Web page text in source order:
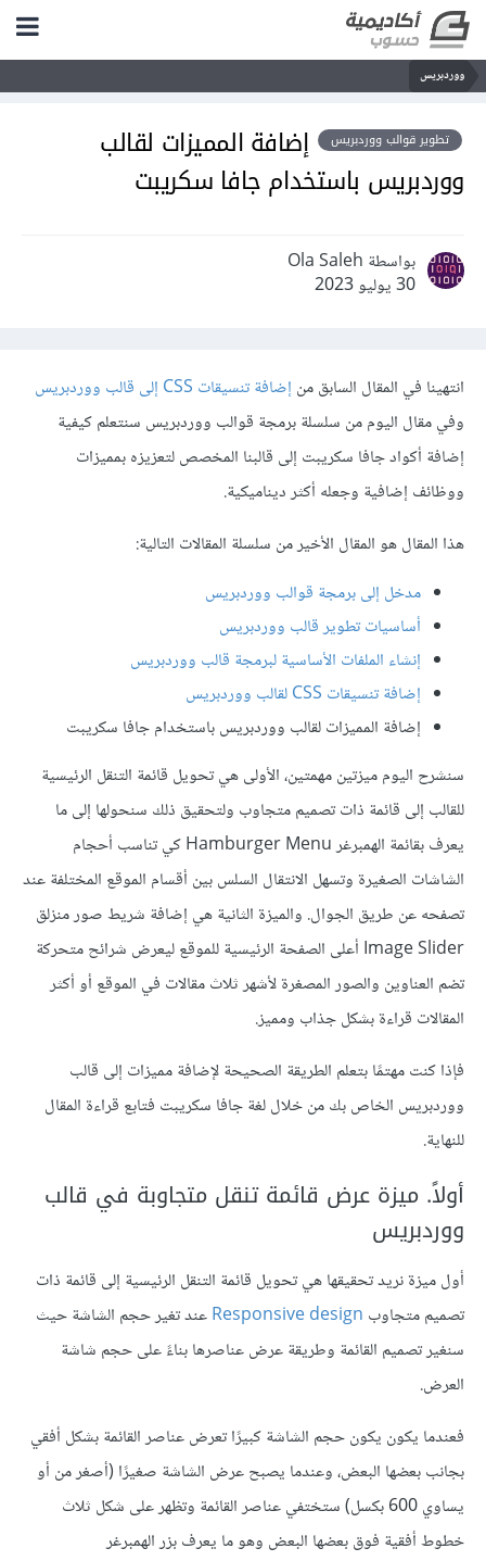
ووردبريس
تطوير قوالب ووردبريس
إضافة المميزات لقالب
ووردبريس باستخدام جافا سكريبت
بواسطة Ola Saleh
30 يوليو 2023
انتهينا في المقال السابق من إضافة تنسيقات CSS إلى قالب ووردبريس
وفي مقال اليوم من سلسلة برمجة قوالب ووردبريس سنتعلم كيفية
إضافة أكواد جافا سكريبت إلى قالبنا المخصص لتعزيزه بمميزات
ووظائف إضافية وجعله أكثر ديناميكية.
هذا المقال هو المقال الأخير من سلسلة المقالات التالية:
مدخل إلى برمجة قوالب ووردبريس
أساسيات تطوير قالب ووردبريس
إنشاء الملفات الأساسية لبرمجة قالب ووردبريس
إضافة تنسيقات CSS لقالب ووردبريس
إضافة المميزات لقالب ووردبريس باستخدام جافا سكريبت
سنشرح اليوم ميزتين مهمتين، الأولى هي تحويل قائمة التنقل الرئيسية
للقالب إلى قائمة ذات تصميم متجاوب ولتحقيق ذلك سنحولها إلى ما
يعرف بقائمة الهمبرغر Hamburger Menu كي تناسب أحجام
الشاشات الصغيرة وتسهل الانتقال السلس بين أقسام الموقع المختلفة عند
تصفحه عن طريق الجوال. والميزة الثانية هي إضافة شريط صور منزلق
Image Slider أعلى الصفحة الرئيسية للموقع ليعرض شرائح متحركة
تضم العناوين والصور المصغرة لأشهر ثلاث مقالات في الموقع أو أكثر
المقالات قراءة بشكل جذاب ومميز.
فإذا كنت مهتمًا بتعلم الطريقة الصحيحة لإضافة مميزات إلى قالب
ووردبريس الخاص بك من خلال لغة جافا سكريبت فتابع قراءة المقال
للنهاية.
أولاً. ميزة عرض قائمة تنقل متجاوبة في قالب
ووردبريس
أول ميزة نريد تحقيقها هي تحويل قائمة التنقل الرئيسية إلى قائمة ذات
تصميم متجاوب Responsive designعند تغير حجم الشاشة حيث
سنغير تصميم القائمة وطريقة عرض عناصرها بناءً على حجم شاشة
العرض.
فعندما يكون يكون حجم الشاشة كبيرًا تعرض عناصر القائمة بشكل أفقي
بجانب بعضها البعض، وعندما يصبح عرض الشاشة صغيرًا (أصغر من أو
يساوي 600 بكسل) ستختفي عناصر القائمة وتظهر على شكل ثلاث
خطوط أفقية فوق بعضها البعض وهو ما يعرف بزر الهمبرغر